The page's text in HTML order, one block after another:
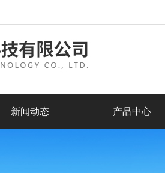
新闻动态 产品中心